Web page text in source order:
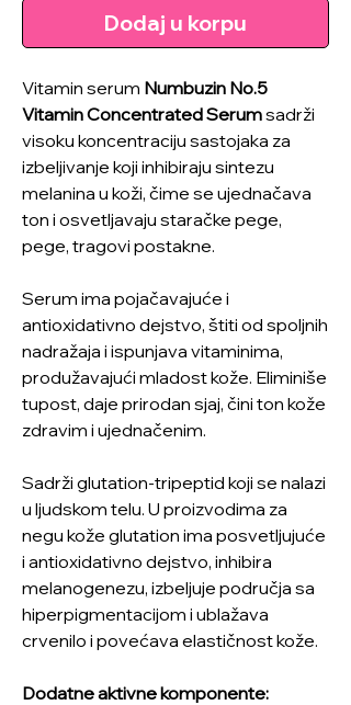
Dodaj u korpu
Vitamin serum Numbuzin No.5
Vitamin Concentrated Serumsadrži
visoku koncentraciju sastojaka za
izbeljivanje koji inhibiraju sintezu
melanina u koži, čime se ujednačava
ton i osvetljavaju staračke pege,
pege, tragovi postakne.
Serum ima pojačavajuće i
antioxidativno dejstvo, štiti od spoljnih
nadražaja i ispunjava vitaminima,
produžavajući mladost kože. Eliminiše
tupost, daje prirodan sjaj, čini ton kože
zdravim i ujednačenim.
Sadrži glutation-tripeptid koji se nalazi
u ljudskom telu. U proizvodima za
negu kože glutation ima posvetljujuće
i antioxidativno dejstvo, inhibira
melanogenezu, izbeljuje područja sa
hiperpigmentacijom i ublažava
crvenilo i povećava elastičnost kože.
Dodatne aktivne komponente: